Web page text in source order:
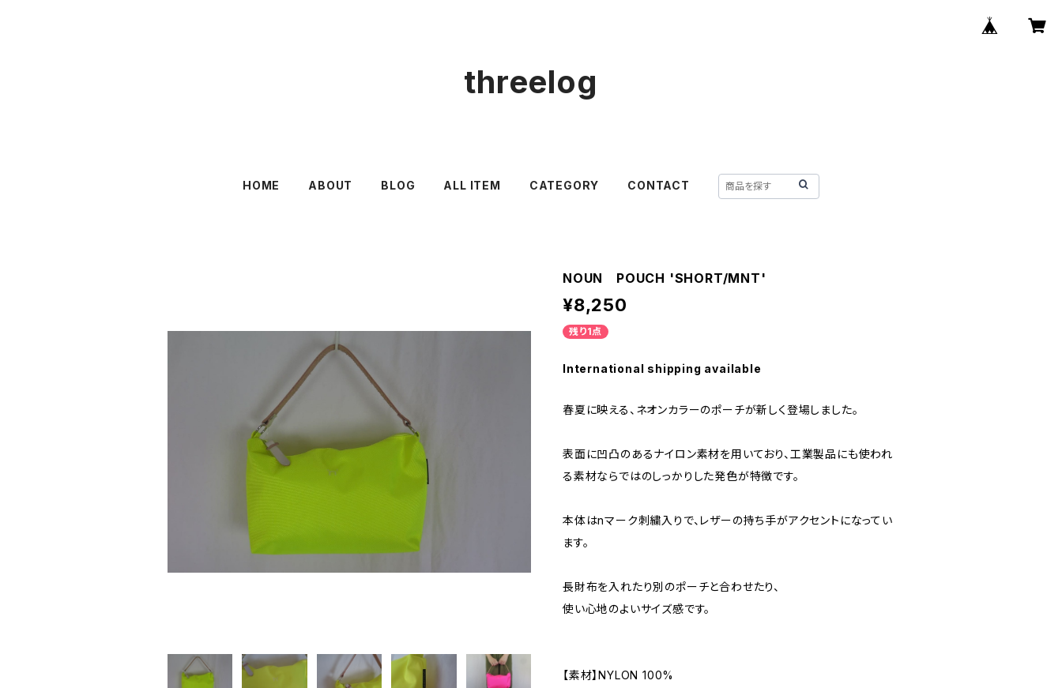
threelog
HOME ABOUT BLOG ALL ITEM CATEGORY CONTACT
NOUN POUCH 'SHORT/MNT'
¥8,250
残り1点
International shipping available
春夏に映える、ネオンカラーのポーチが新しく登場しました。
表面に凹凸のあるナイロン素材を用いており、工業製品にも使われ
る素材ならではのしっかりした発色が特徴です。
本体はnマーク刺繍入りで、レザーの持ち手がアクセントになってい
ます。
長財布を入れたり別のポーチと合わせたり、
使い心地のよいサイズ感です。
【素材】NYLON 100%